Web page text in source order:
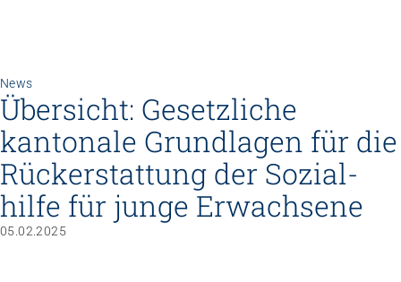
News
Übersicht: Gesetzliche
kantonale Grund­lagen für die
Rück­erstattung der Sozial­
hilfe für junge Er­wachsene
05.02.2025